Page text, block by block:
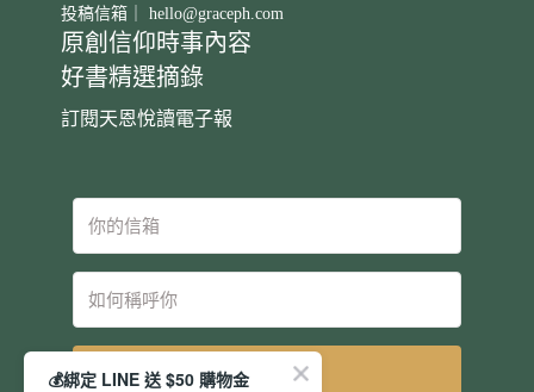
投稿信箱｜ hello@graceph.com
原創信仰時事內容
好書精選摘錄
訂閱天恩悅讀電子報
立即訂閱
💰綁定 LINE 送 $50 購物金